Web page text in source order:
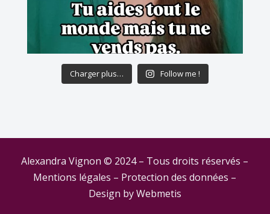
Charger plus… Follow me !
Alexandra Vignon © 2024 – Tous droits réservés –
Mentions légales – Protection des données –
Design byWebmetis